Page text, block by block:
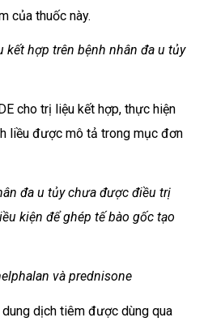
của thuốc này.
hợp trên bệnh nhân đa u tủy
cho trị liệu kết hợp, thực hiện
liều được mô tả trong mục đơn
đa u tủy chưa được điều trị
kiện để ghép tế bào gốc tạo
và prednisone
dung dịch tiêm được dùng qua